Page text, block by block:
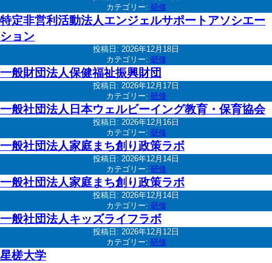
カテゴリー: 研修
特定非営利活動法人エンジェルサポートアソシエー
ション
投稿日: 2026年12月18日
カテゴリー: 研修
一般財団法人保健福祉振興財団
投稿日: 2026年12月17日
カテゴリー: 研修
一般社団法人日本ウェルビーイング教育・保育協会
投稿日: 2026年12月16日
カテゴリー: 研修
一般社団法人家庭まち創り政策ラボ
投稿日: 2026年12月14日
カテゴリー: 研修
一般社団法人家庭まち創り政策ラボ
投稿日: 2026年12月14日
カテゴリー: 研修
一般社団法人キッズライフラボ
投稿日: 2026年12月12日
カテゴリー: 研修
星槎大学